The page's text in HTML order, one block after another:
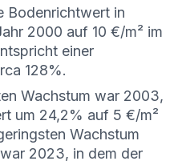
Bodenrichtwert in
2000 auf 10 €/m² im
einer
128%.
Wachstum war 2003,
um 24,2% auf 5 €/m²
Wachstum
2023, in dem der